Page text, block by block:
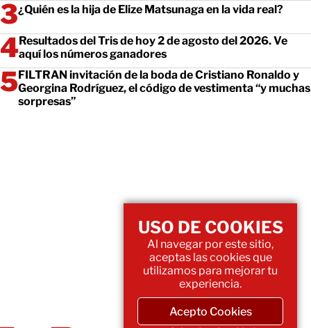
¿Quién es la hija de Elize Matsunaga en la vida real?
Resultados del Tris de hoy 2 de agosto del 2026. Ve
aquí los números ganadores
FILTRAN invitación de la boda de Cristiano Ronaldo y
Georgina Rodríguez, el código de vestimenta “y muchas
sorpresas”
USO DE COOKIES
Al navegar por este sitio,
aceptas las cookies que
utilizamos para mejorar tu
experiencia.
Acepto Cookies